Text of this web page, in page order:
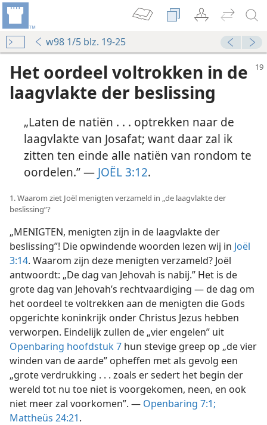
w98 1/5 blz. 19-25
Het oordeel voltrokken in de
laagvlakte der beslissing
„Laten de natiën . . . optrekken naar de
laagvlakte van Josafat; want daar zal ik
zitten ten einde alle natiën van rondom te
oordelen.” — JOËL 3:12.
1. Waarom ziet Joël menigten verzameld in „de laagvlakte der
beslissing”?
„MENIGTEN, menigten zijn in de laagvlakte der
beslissing”! Die opwindende woorden lezen wij in Joël
3:14. Waarom zijn deze menigten verzameld? Joël
antwoordt: „De dag van Jehovah is nabij.” Het is de
grote dag van Jehovah’s rechtvaardiging — de dag om
het oordeel te voltrekken aan de menigten die Gods
opgerichte koninkrijk onder Christus Jezus hebben
verworpen. Eindelijk zullen de „vier engelen” uit
Openbaring hoofdstuk 7 hun stevige greep op „de vier
winden van de aarde” opheffen met als gevolg een
„grote verdrukking . . . zoals er sedert het begin der
wereld tot nu toe niet is voorgekomen, neen, en ook
niet meer zal voorkomen”. — Openbaring 7:1;
Mattheüs 24:21.